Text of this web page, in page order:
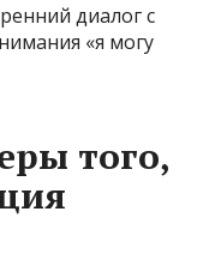
диалог с
«я могу
того,